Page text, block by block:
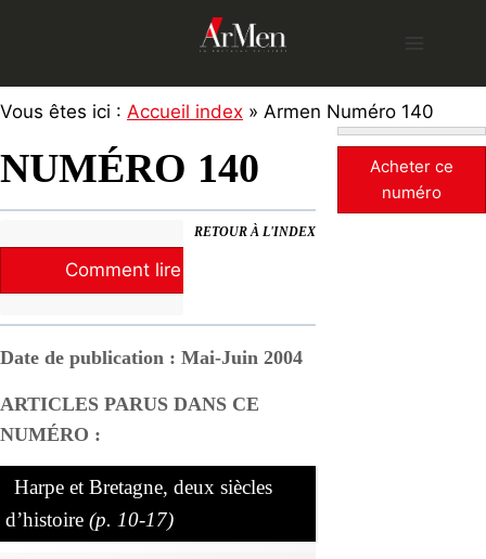
Vous êtes ici : Accueil index » Armen Numéro 140
NUMÉRO 140
RETOUR À L'INDEX
Comment lire la revue ?
Date de publication : Mai-Juin 2004
ARTICLES PARUS DANS CE
NUMÉRO :
Harpe et Bretagne, deux siècles
d’histoire (p. 10-17)
Acheter ce
numéro